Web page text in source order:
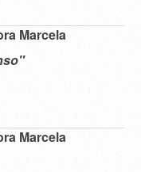
Marcela
Marcela